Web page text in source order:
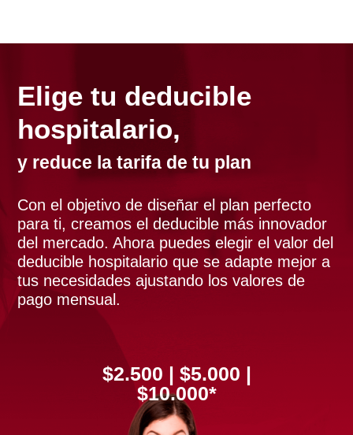
Elige tu deducible
hospitalario,
y reduce la tarifa de tu plan
Con el objetivo de diseñar el plan perfecto
para ti, creamos el deducible más innovador
del mercado. Ahora puedes elegir el valor del
deducible hospitalario que se adapte mejor a
tus necesidades ajustando los valores de
pago mensual.
$2.500 | $5.000 |
$10.000*